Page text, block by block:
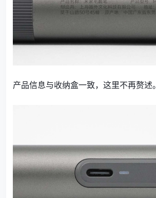
产品信息与收纳盒一致，这里不再赘述。